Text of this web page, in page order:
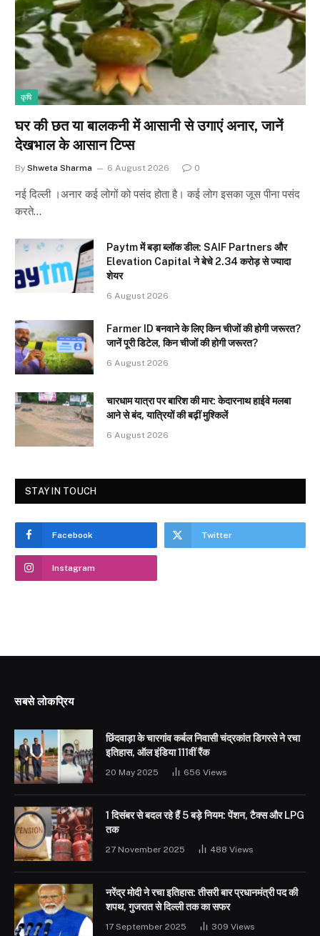
कृषि
घर की छत या बालकनी में आसानी से उगाएं अनार, जानें
देखभाल के आसान टिप्स
By Shweta Sharma 6 August 2026 0
नई दिल्ली ।अनार कई लोगों को पसंद होता है। कई लोग इसका जूस पीना पसंद
करते…
Paytm में बड़ा ब्लॉक डील: SAIF Partners और
Elevation Capital ने बेचे 2.34 करोड़ से ज्यादा
शेयर
6 August 2026
Farmer ID बनवाने के लिए किन चीजों की होगी जरूरत?
जानें पूरी डिटेल, किन चीजों की होगी जरूरत?
6 August 2026
चारधाम यात्रा पर बारिश की मार: केदारनाथ हाईवे मलबा
आने से बंद, यात्रियों की बढ़ीं मुश्किलें
6 August 2026
STAY IN TOUCH
Facebook Twitter
Instagram
सबसे लोकप्रिय
छिंदवाड़ा के चारगांव कर्बल निवासी चंद्रकांत डिगरसे ने रचा
इतिहास, ऑल इंडिया 111वीं रैंक
20 May 2025 656 Views
1 दिसंबर से बदल रहे हैं 5 बड़े नियम: पेंशन, टैक्स और LPG
तक
27 November 2025 488 Views
नरेंद्र मोदी ने रचा इतिहास: तीसरी बार प्रधानमंत्री पद की
शपथ, गुजरात से दिल्ली तक का सफर
17 September 2025 309 Views